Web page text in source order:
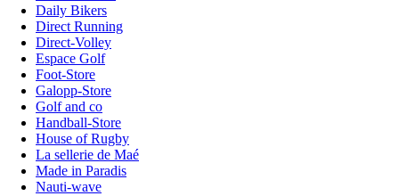
Daily Bikers
Direct Running
Direct-Volley
Espace Golf
Foot-Store
Galopp-Store
Golf and co
Handball-Store
House of Rugby
La sellerie de Maé
Made in Paradis
Nauti-wave